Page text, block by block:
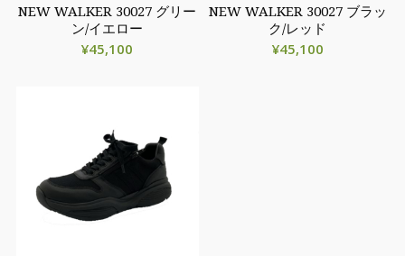
NEW WALKER 30027 グリー
ン/イエロー
¥45,100
NEW WALKER 30027 ブラッ
ク/レッド
¥45,100